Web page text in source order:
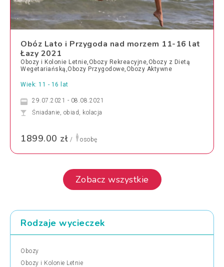
Obóz Lato i Przygoda nad morzem 11-16 lat
Łazy 2021
Obozy i Kolonie Letnie,Obozy Rekreacyjne,Obozy z Dietą
Wegetariańską,Obozy Przygodowe,Obozy Aktywne
Wiek: 11 - 16 lat
29.07.2021 - 08.08.2021
Śniadanie, obiad, kolacja
1899.00 zł / osobę
Zobacz wszystkie
Rodzaje wycieczek
Obozy
Obozy i Kolonie Letnie